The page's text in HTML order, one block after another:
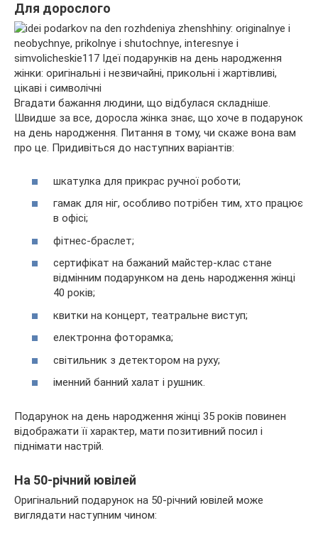
Для дорослого
Вгадати бажання людини, що відбулася складніше.
Швидше за все, доросла жінка знає, що хоче в подарунок
на день народження. Питання в тому, чи скаже вона вам
про це. Придивіться до наступних варіантів:
шкатулка для прикрас ручної роботи;
гамак для ніг, особливо потрібен тим, хто працює
в офісі;
фітнес-браслет;
сертифікат на бажаний майстер-клас стане
відмінним подарунком на день народження жінці
40 років;
квитки на концерт, театральне виступ;
електронна фоторамка;
світильник з детектором на руху;
іменний банний халат і рушник.
Подарунок на день народження жінці 35 років повинен
відображати її характер, мати позитивний посил і
піднімати настрій.
На 50-річний ювілей
Оригінальний подарунок на 50-річний ювілей може
виглядати наступним чином: